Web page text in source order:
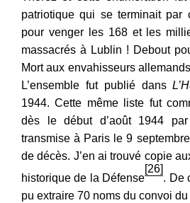
patriotique qui se terminait par
pour venger les 168 et les
massacrés à Lublin ! Debout
Mort aux envahisseurs
L’ensemble fut publié dans
1944. Cette même liste fut
dès le début d’août 1944
transmise à Paris le 9
de décès. J’en ai trouvé copie
historique de la Défense
[26]
. De
pu extraire 70 noms du convoi